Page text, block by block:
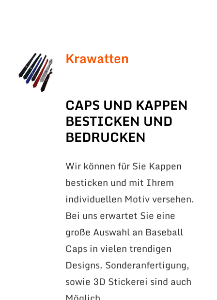
Krawatten
CAPS UND KAPPEN
BESTICKEN UND
BEDRUCKEN
Wir können für Sie Kappen
besticken und mit Ihrem
individuellen Motiv versehen.
Bei uns erwartet Sie eine
große Auswahl an Baseball
Caps in vielen trendigen
Designs. Sonderanfertigung,
sowie 3D Stickerei sind auch